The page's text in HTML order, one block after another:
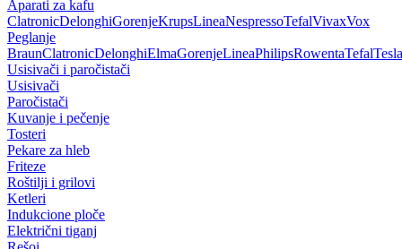
Aparati za kafu
ClatronicDelonghiGorenjeKrupsLineaNespressoTefalVivaxVox
Peglanje
BraunClatronicDelonghiElmaGorenjeLineaPhilipsRowentaTefalTesla
Usisivači i paročistači
Usisivači
Paročistači
Kuvanje i pečenje
Tosteri
Pekare za hleb
Friteze
Roštilji i grilovi
Ketleri
Indukcione ploče
Električni tiganj